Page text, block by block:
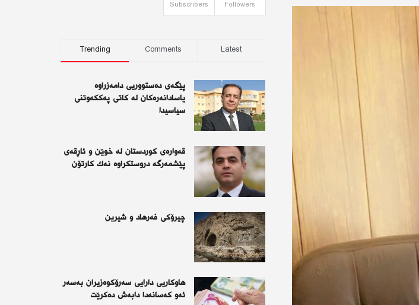
Followers
Subscribers
Trending Comments Latest
پێگەی دەستووریی دامەزراوە
یاسادانەرەكان لە كاتی پەككەوتنی
سیاسیدا
قەوارەی كوردستان لە خوێن و ئاڕقەی
پێشمەرگە دروستكراوە نەك كارتۆن
چیرۆكی فەرهاد و شیرین
هاوکاریی دارایی سەرۆکوەزیران بەسەر
ئەو كەسانەدا دابەش دەکرێت